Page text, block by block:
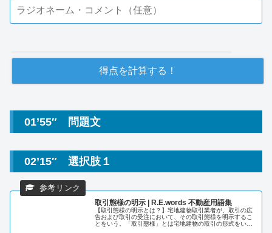
01’55″ 問題文
02’15″ 選択肢１
取引態様の明示 | R.E.words 不動産用語集
【取引態様の明示とは？】宅地建物取引業者が、取引の広
告および取引の受注において、その取引態様を明示するこ
とをいう。「取引態様」とは宅地建物の取引の形式をい